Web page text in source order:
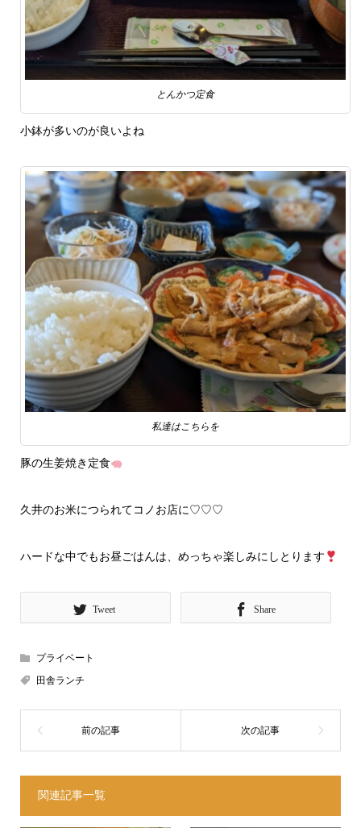
とんかつ定食
小鉢が多いのが良いよね
私達はこちらを
豚の生姜焼き定食
久井のお米につられてコノお店に♡♡♡
ハードな中でもお昼ごはんは、めっちゃ楽しみにしとります
Tweet Share
プライベート
田舎ランチ
関連記事一覧